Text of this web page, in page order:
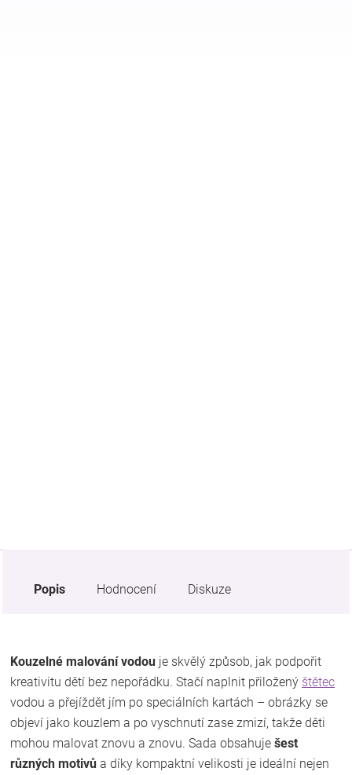
Popis Hodnocení Diskuze
Kouzelné malování vodou je skvělý způsob, jak podpořit
kreativitu dětí bez nepořádku. Stačí naplnit přiložený štětec
vodou a přejíždět jím po speciálních kartách – obrázky se
objeví jako kouzlem a po vyschnutí zase zmizí, takže děti
mohou malovat znovu a znovu. Sada obsahuje šest
různých motivů a díky kompaktní velikosti je ideální nejen